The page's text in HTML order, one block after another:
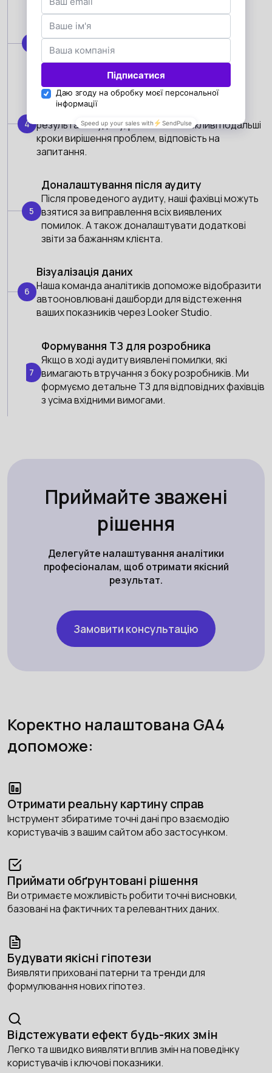
Підготовка звіту
Усі виявлені помилки ми структуруємо у
документ та даємо докладні рекомендації
щодо їх усунення.
Презентація аудиту з роз'ясненнями
Колл з аналітиком, на якому він презентує
результати аудиту, роз’яснить можливі подальші
кроки вирішення проблем, відповість на
запитання.
4
Доналаштування після аудиту
Після проведеного аудиту, наші фахівці можуть
взятися за виправлення всіх виявлених
помилок. А також доналаштувати додаткові
звіти за бажанням клієнта.
5
Візуалізація даних
Наша команда аналітиків допоможе відобразити
автооновлювані дашборди для відстеження
ваших показників через Looker Studio.
6
Формування ТЗ для розробника
Якщо в ході аудиту виявлені помилки, які
вимагають втручання з боку розробників. Ми
формуємо детальне ТЗ для відповідних фахівців
з усіма вхідними вимогами.
7
Приймайте зважені
рішення
Делегуйте налаштування аналітики
професіоналам, щоб отримати якісний
результат.
Замовити консультацію
Коректно налаштована GA4
допоможе:
Отримати реальну картину справ
Інструмент збиратиме точні дані про взаємодію
користувачів з вашим сайтом або застосунком.
Приймати обґрунтовані рішення
Ви отримаєте можливість робити точні висновки,
базовані на фактичних та релевантних даних.
Будувати якісні гіпотези
Виявляти приховані патерни та тренди для
формулювання нових гіпотез.
Відстежувати ефект будь-яких змін
Легко та швидко виявляти вплив змін на поведінку
користувачів і ключові показники.